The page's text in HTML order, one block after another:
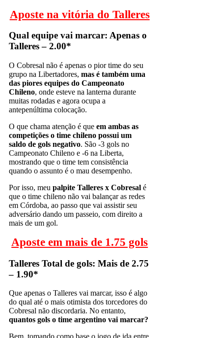
Aposte na vitória do Talleres
Qual equipe vai marcar: Apenas o
Talleres – 2.00*
O Cobresal não é apenas o pior time do seu
grupo na Libertadores, mas é também uma
das piores equipes do Campeonato
Chileno, onde esteve na lanterna durante
muitas rodadas e agora ocupa a
antepenúltima colocação.
O que chama atenção é que em ambas as
competições o time chileno possui um
saldo de gols negativo. São -3 gols no
Campeonato Chileno e -6 na Liberta,
mostrando que o time tem consistência
quando o assunto é o mau desempenho.
Por isso, meu palpite Talleres x Cobresal é
que o time chileno não vai balançar as redes
em Córdoba, ao passo que vai assistir seu
adversário dando um passeio, com direito a
mais de um gol.
Aposte em mais de 1.75 gols
Talleres Total de gols: Mais de 2.75
– 1.90*
Que apenas o Talleres vai marcar, isso é algo
do qual até o mais otimista dos torcedores do
Cobresal não discordaria. No entanto,
quantos gols o time argentino vai marcar?